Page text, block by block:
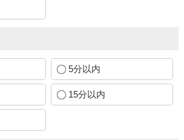
5分以内
15分以内